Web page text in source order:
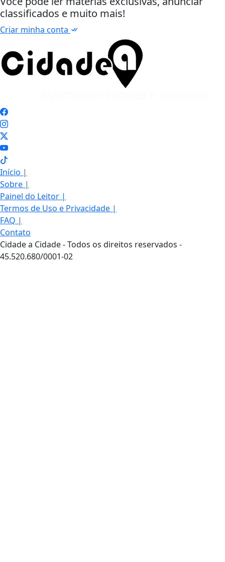
classificados e muito mais!
Criar minha conta
Início |
Sobre |
Painel do Leitor |
Termos de Uso e Privacidade |
FAQ |
Contato
Cidade a Cidade - Todos os direitos reservados -
45.520.680/0001-02